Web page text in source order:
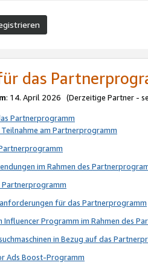
das
: 14. April 2026 (Derzeitige Partner -
Partnerprogramm
am Partnerprogramm
im Rahmen des
für das Partnerprogramm
Influencer Programm im Rahmen des
in Bezug auf das
Ads Boost-Programm